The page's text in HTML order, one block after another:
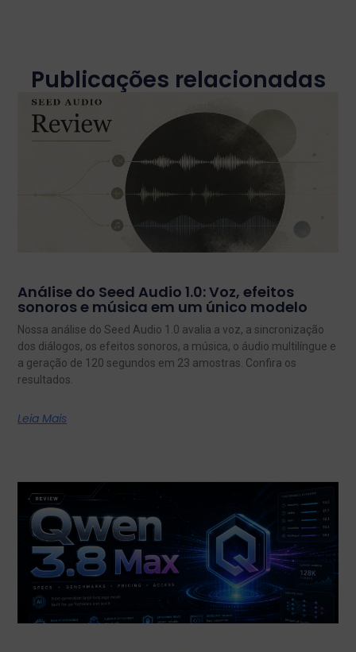
Publicações relacionadas
Análise do Seed Audio 1.0: Voz, efeitos
sonoros e música em um único modelo
Nossa análise do Seed Audio 1.0 avalia a voz, a sincronização
dos diálogos, os efeitos sonoros, a música, o áudio multilíngue e
a geração de 120 segundos em 23 amostras. Confira os
resultados.
Leia Mais